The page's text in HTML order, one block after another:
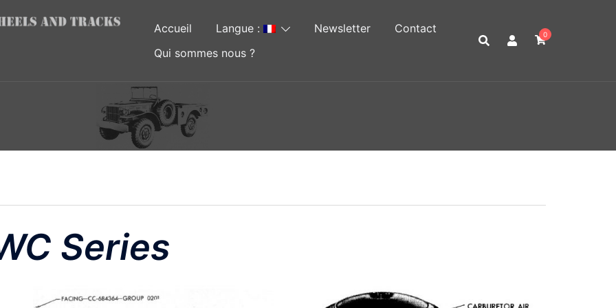
Accueil Langue : Newsletter
Contact
Qui sommes nous ?
0
Series